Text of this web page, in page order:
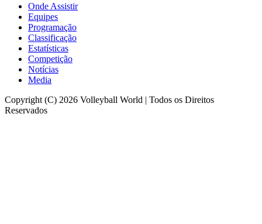
Onde Assistir
Equipes
Programação
Classificação
Estatísticas
Competição
Notícias
Media
Copyright (C) 2026 Volleyball World | Todos os Direitos
Reservados